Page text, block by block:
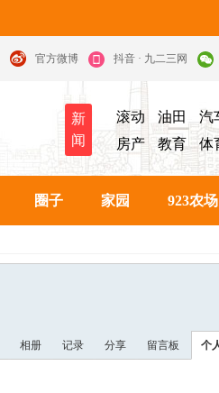
官方微博 抖音 · 九二三网
新
闻
滚动 油田
汽
房产
教育 体
圈子 家园 923农场
相册 记录 分享 留言板 个